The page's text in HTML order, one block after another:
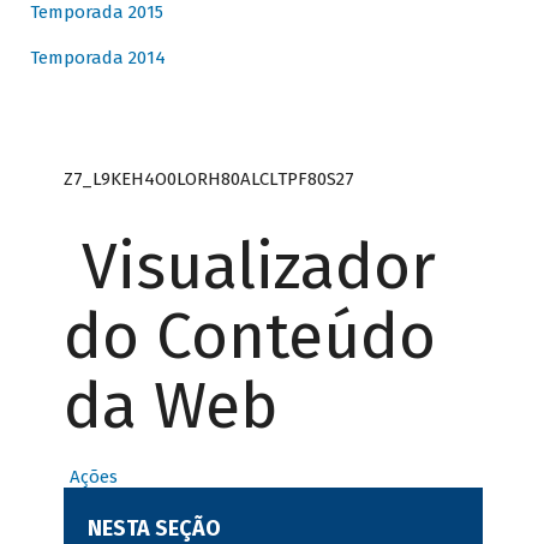
Temporada 2015
Temporada 2014
Z7_L9KEH4O0LORH80ALCLTPF80S27
Visualizador
do Conteúdo
da Web
Ações
NESTA SEÇÃO